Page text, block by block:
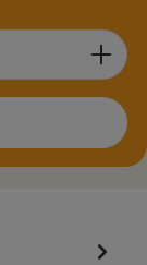
desired